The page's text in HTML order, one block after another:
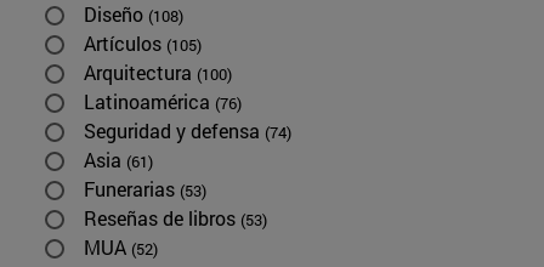
Diseño (108)
Artículos (105)
Arquitectura (100)
Latinoamérica (76)
Seguridad y defensa (74)
Asia (61)
Funerarias (53)
Reseñas de libros (53)
MUA (52)